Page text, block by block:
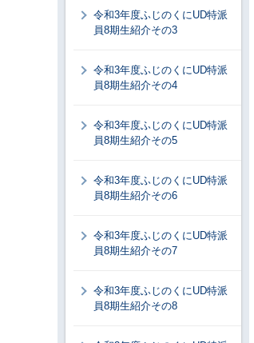
令和3年度ふじのくにUD特派
員8期生紹介その3
令和3年度ふじのくにUD特派
員8期生紹介その4
令和3年度ふじのくにUD特派
員8期生紹介その5
令和3年度ふじのくにUD特派
員8期生紹介その6
令和3年度ふじのくにUD特派
員8期生紹介その7
令和3年度ふじのくにUD特派
員8期生紹介その8